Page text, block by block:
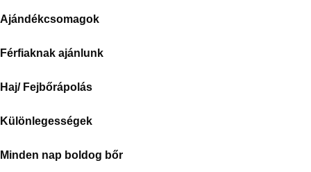
Ajándékcsomagok
Férfiaknak ajánlunk
Haj/ Fejbőrápolás
Különlegességek
Minden nap boldog bőr